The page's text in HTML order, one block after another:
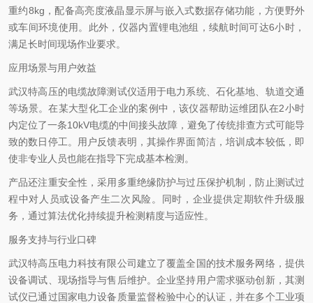
重约8kg，配备高亮度液晶显示屏与嵌入式数据存储功能，方便野外
或车间环境使用。此外，仪器内置锂电池组，续航时间可达6小时，
满足长时间现场作业要求。
应用场景与用户效益
武汉特高压的电缆故障测试仪适用于电力系统、石化基地、轨道交通
等场景。在某大型化工企业的案例中，该仪器帮助运维团队在2小时
内定位了一条10kV电缆的中间接头故障，避免了传统排查方式可能导
致的数日停工。用户反馈表明，其操作界面简洁，培训成本较低，即
使非专业人员也能在指导下完成基本检测。
产品还注重安全性，采用多重绝缘防护与过压保护机制，防止测试过
程中对人员或设备产生二次风险。同时，企业提供定期软件升级服
务，通过算法优化持续提升检测精度与适应性。
服务支持与行业口碑
武汉特高压电力科技有限公司建立了覆盖全国的技术服务网络，提供
设备调试、现场指导与售后维护。企业坚持用户需求驱动创新，其测
试仪已通过国家电力设备质量监督检验中心的认证，并在多个工业项